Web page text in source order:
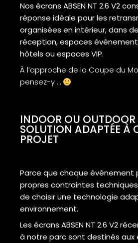
Nos écrans ABSEN NT 2.6 V2
réponse idéale pour les
organisées en intérieur, dans
réception, espaces
hôtels ou espaces VIP.
À l’approche de la Coupe du
pensez-y …
INDOOR OU OUTDOOR
SOLUTION ADAPTÉE À
PROJET
Parce que chaque événement
propres contraintes
de choisir une technologie
environnement.
Les écrans ABSEN NT 2.6 V2
à notre parc sont destinés aux